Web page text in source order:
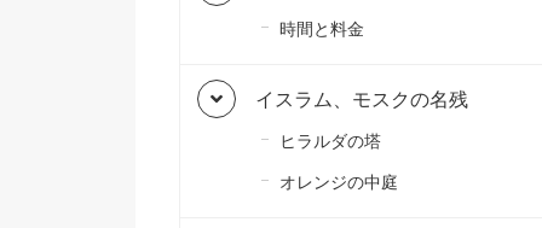
時間と料金
イスラム、モスクの名残
ヒラルダの塔
オレンジの中庭